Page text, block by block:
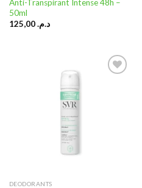
Anti-Transpirant Intense 48h –
50ml
د.م.125,00
DEODORANTS